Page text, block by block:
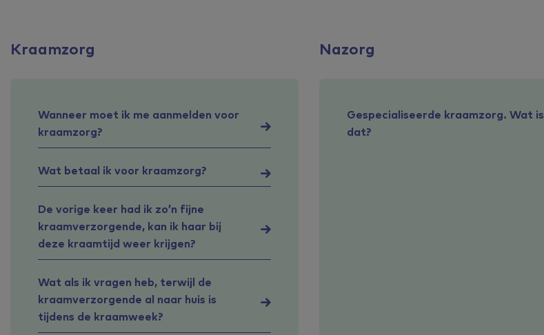
Kraamzorg
Wanneer moet ik me aanmelden voor
kraamzorg?
Wat betaal ik voor kraamzorg?
De vorige keer had ik zo’n fijne
kraamverzorgende, kan ik haar bij
deze kraamtijd weer krijgen?
Wat als ik vragen heb, terwijl de
kraamverzorgende al naar huis is
tijdens de kraamweek?
Nazorg
Gespecialiseerde kraamzorg. Wat is
dat?